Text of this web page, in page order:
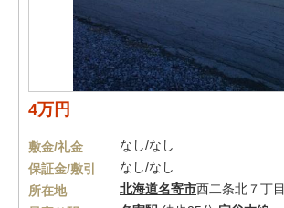
4万円
敷金/礼金
なし/なし
保証金/敷引
なし/なし
所在地
北海道名寄市西二条北７丁目